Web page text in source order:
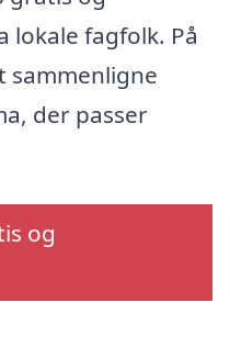
fagfolk. På
sammenligne
der passer
og